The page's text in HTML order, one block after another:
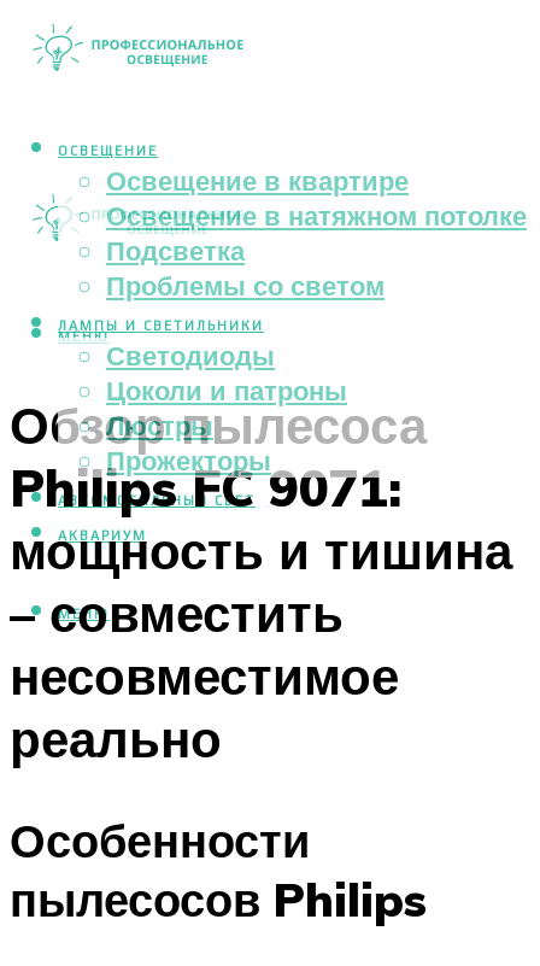
ОСВЕЩЕНИЕ
Освещение в квартире
Освещение в натяжном потолке
Подсветка
Проблемы со светом
ЛАМПЫ И СВЕТИЛЬНИКИ
Светодиоды
Цоколи и патроны
Люстры
Прожекторы
АВТОМОБИЛЬНЫЙ СВЕТ
АКВАРИУМ
МЕНЮ
МЕНЮ
Обзор пылесоса
Philips FC 9071:
мощность и тишина
– совместить
несовместимое
реально
Особенности
пылесосов Philips